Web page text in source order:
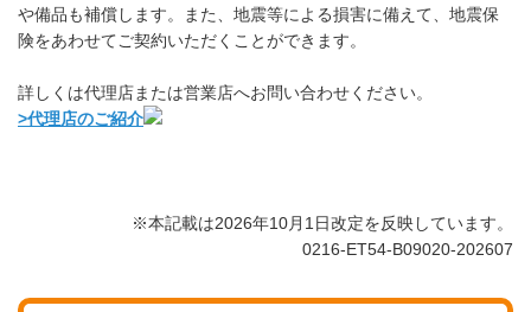
や備品も補償します。また、地震等による損害に備えて、地震保
険をあわせてご契約いただくことができます。
詳しくは代理店または営業店へお問い合わせください。
>代理店のご紹介
※本記載は2026年10月1日改定を反映しています。
0216-ET54-B09020-202607